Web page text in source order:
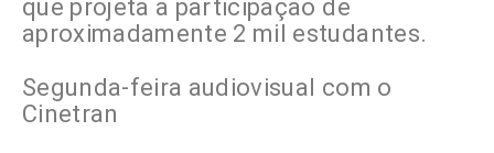
que projeta a participação de
aproximadamente 2 mil estudantes.
Segunda-feira audiovisual com o
Cinetran